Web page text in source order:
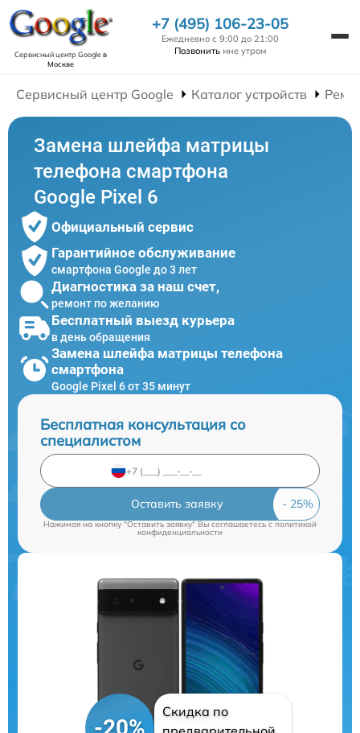
Сервисный центр Googleв
Москве
+7 (495) 106-23-05
Ежедневно с 9:00 до 21:00
Позвонить мне утром
Сервисный центр Google Каталог устройств
Замена шлейфа матрицы
телефона смартфона
Google Pixel 6
Официальный сервис
Гарантийное обслуживание
смартфона Google до 3 лет
Диагностика за наш счет,
ремонт по желанию
Бесплатный выезд курьера
в день обращения
Замена шлейфа матрицы телефона
смартфона
Google Pixel 6 от 35 минут
Бесплатная консультация со
специалистом
Оставить заявку
Нажимая на кнопку "Оставить заявку" Вы соглашаетесь c политикой
конфиденциальности
Скидка по